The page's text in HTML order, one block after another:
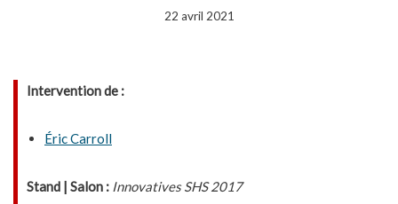
22 avril 2021
Intervention de :
Éric Carroll
Stand | Salon : Innovatives SHS 2017